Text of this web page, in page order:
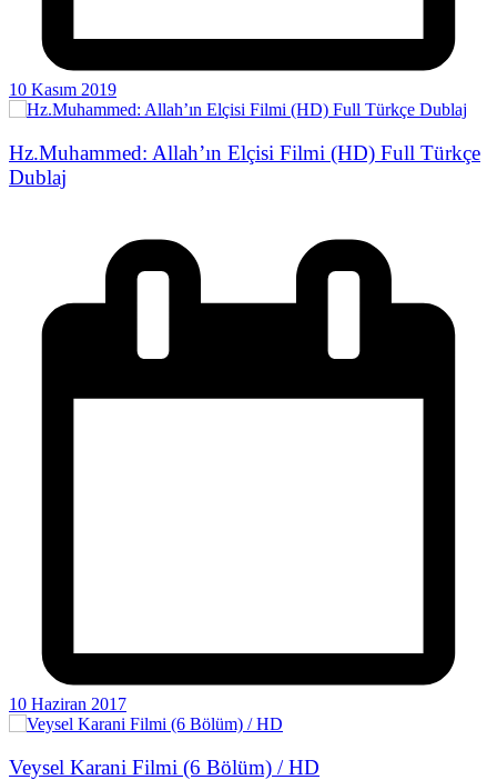
10 Kasım 2019
Hz.Muhammed: Allah’ın Elçisi Filmi (HD) Full Türkçe
Dublaj
10 Haziran 2017
Veysel Karani Filmi (6 Bölüm) / HD